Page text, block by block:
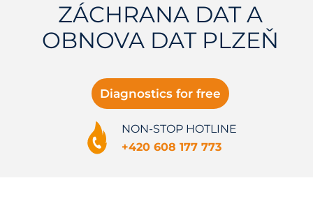
ZÁCHRANA DAT A
OBNOVA DAT PLZEŇ
Diagnostics for free
NON-STOP HOTLINE
+420 608 177 773